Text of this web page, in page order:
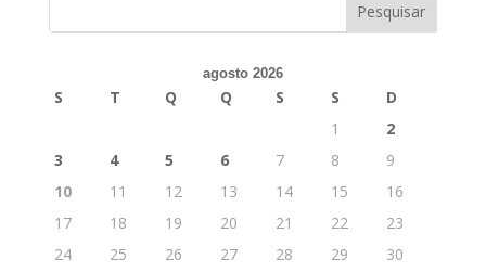
agosto 2026
S T Q Q S S
D
1
2
3
4 5 6 7 8
9
10
11 12 13 14 15
16
17
18 19 20 21 22
23
24
25 26 27 28 29
30